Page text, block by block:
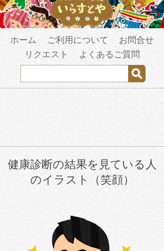
ホーム ご利用について
お問合せ
リクエスト
よくあるご質問
健康診断の結果を見ている人
のイラスト（笑顔）